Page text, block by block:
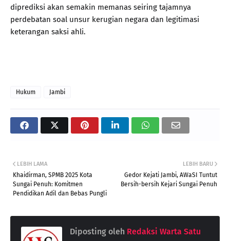
diprediksi akan semakin memanas seiring tajamnya
perdebatan soal unsur kerugian negara dan legitimasi
keterangan saksi ahli.
Hukum Jambi
LEBIH BARU
Gedor Kejati Jambi, AWaSI Tuntut
Bersih-bersih Kejari Sungai Penuh
LEBIH LAMA
Khaidirman, SPMB 2025 Kota
Sungai Penuh: Komitmen
Pendidikan Adil dan Bebas Pungli
Diposting oleh Redaksi Warta Satu